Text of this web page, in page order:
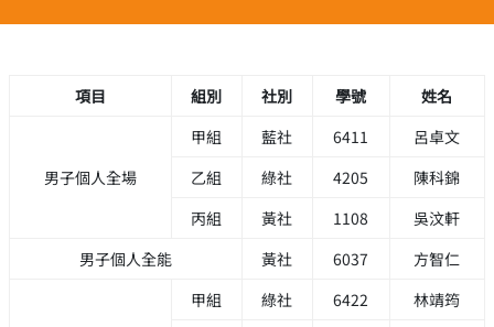
項目 組別 社別 學號 姓名
男子個人全場
甲組 藍社 6411
呂卓文
乙組
綠社 4205
陳科錦
丙組
黃社 1108
吳汶軒
男子個人全能
黃社 6037 方智仁
甲組 綠社 6422
林靖筠